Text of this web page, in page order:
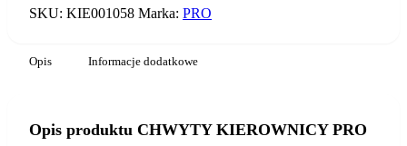
MOONDUST
SKU: KIE001058 Marka: PRO
Opis Informacje dodatkowe
Opis produktu CHWYTY KIEROWNICY PRO